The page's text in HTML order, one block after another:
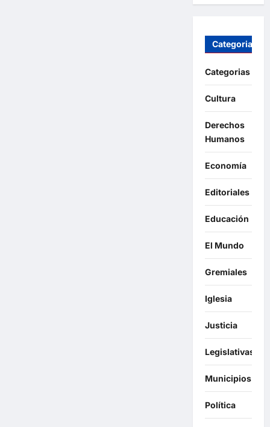
Categorias
Categorias
Cultura
Derechos
Humanos
Economía
Editoriales
Educación
El Mundo
Gremiales
Iglesia
Justicia
Legislativas
Municipios
Política